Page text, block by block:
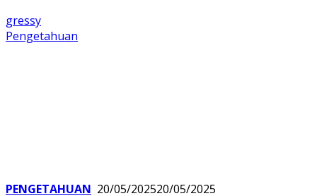
gressy
Pengetahuan
PENGETAHUAN 20/05/202520/05/2025